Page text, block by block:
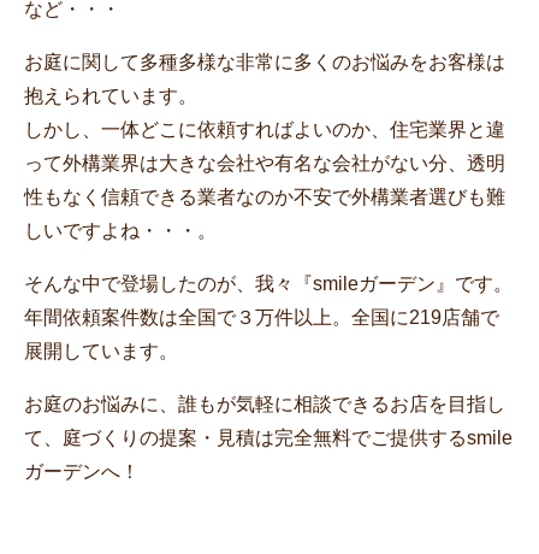
など・・・
お庭に関して多種多様な非常に多くのお悩みをお客様は
抱えられています。
しかし、一体どこに依頼すればよいのか、住宅業界と違
って外構業界は大きな会社や有名な会社がない分、透明
性もなく信頼できる業者なのか不安で外構業者選びも難
しいですよね・・・。
そんな中で登場したのが、我々『smileガーデン』です。
年間依頼案件数は全国で３万件以上。全国に219店舗で
展開しています。
お庭のお悩みに、誰もが気軽に相談できるお店を目指し
て、庭づくりの提案・見積は完全無料でご提供するsmile
ガーデンへ！